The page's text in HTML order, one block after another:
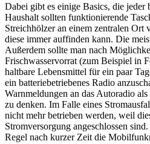
Dabei gibt es einige Basics, die jeder
Haushalt sollten funktionierende
Streichhölzer an einem zentralen Ort
diese immer auffinden kann. Die
Außerdem sollte man nach
Frischwasservorrat (zum Beispiel in
haltbare Lebensmittel für ein paar
ein batteriebetriebenes Radio
Warnmeldungen an das Autoradio
zu denken. Im Falle eines
nicht mehr betrieben werden, weil
Stromversorgung angeschlossen
Regel nach kurzer Zeit die